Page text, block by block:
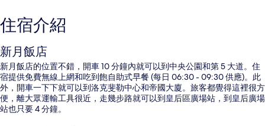
住宿介紹
新月飯店
新月飯店的位置不錯，開車 10 分鐘內就可以到中央公園和第 5 大道。住
宿提供免費無線上網和吃到飽自助式早餐 (每日 06:30 - 09:30 供應)。此
外，開車一下下就可以到洛克斐勒中心和帝國大廈。旅客都覺得這裡很方
便，離大眾運輸工具很近，走幾步路就可以到皇后區廣場站，到皇后廣場
站也只要 4 分鐘。